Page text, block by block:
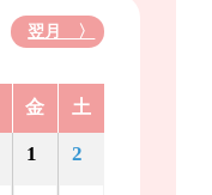
翌月 〉
金 土
1 2